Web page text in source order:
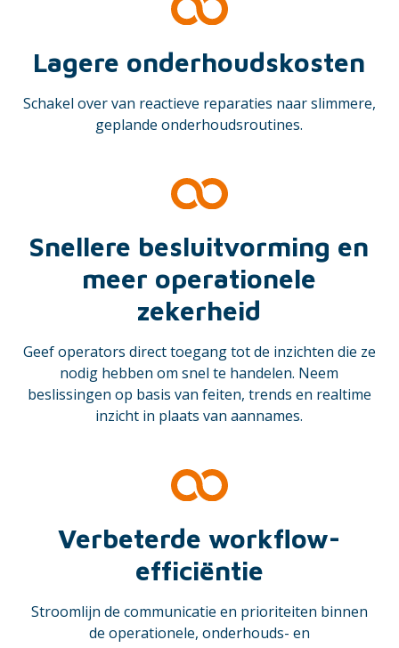
Lagere onderhoudskosten
Schakel over van reactieve reparaties naar slimmere,
geplande onderhoudsroutines.
Snellere besluitvorming en
meer operationele
zekerheid
Geef operators direct toegang tot de inzichten die ze
nodig hebben om snel te handelen. Neem
beslissingen op basis van feiten, trends en realtime
inzicht in plaats van aannames.
Verbeterde workflow-
efficiëntie
Stroomlijn de communicatie en prioriteiten binnen
de operationele, onderhouds- en